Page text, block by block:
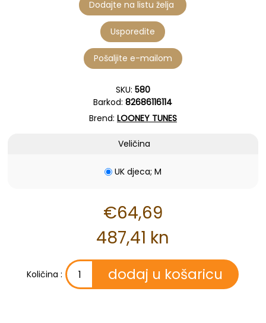
SKU: 580
Barkod: 82686116114
Brend: LOONEY TUNES
Veličina
UK djeca; M
€64,69
487,41 kn
Količina :